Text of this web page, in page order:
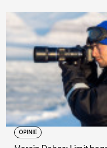
OPINIE